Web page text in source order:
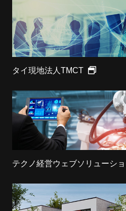
タイ現地法人TMCT
テクノ経営ウェブソリューシ